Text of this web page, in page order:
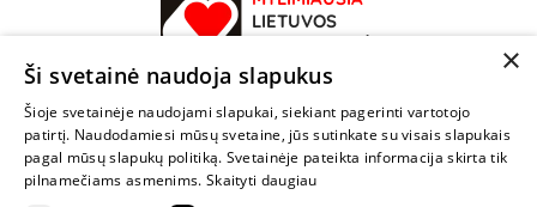
LIETUVOS
PARDUOTUVĖ
NENUSTOK
ŽAISTI
×
Ši svetainė naudoja slapukus
Šioje svetainėje naudojami slapukai, siekiant pagerinti vartotojo
patirtį. Naudodamiesi mūsų svetaine, jūs sutinkate su visais slapukais
pagal mūsų slapukų politiką. Svetainėje pateikta informacija skirta tik
pilnamečiams asmenims. Skaityti daugiau